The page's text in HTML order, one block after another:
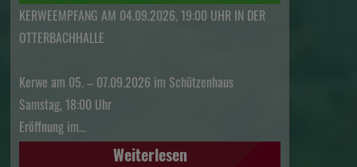
KERWEEMPFANG AM 04.09.2026, 19:00 UHR IN DER
OTTERBACHHALLE
Kerwe am 05. – 07.09.2026 im Schützenhaus
Samstag, 18:00 Uhr
Eröffnung im…
Weiterlesen